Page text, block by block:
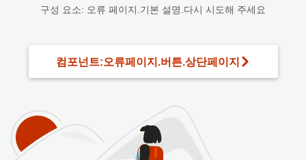
구성 요소: 오류 페이지.기본 설명.다시 시도해 주세요
컴포넌트:오류페이지.버튼.상단페이지